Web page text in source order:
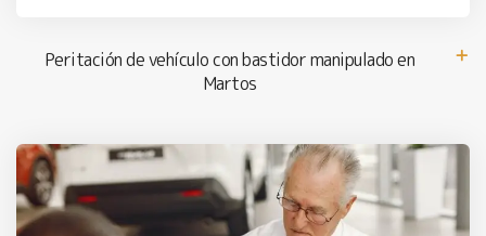
Peritación de vehículo con bastidor manipulado en
Martos